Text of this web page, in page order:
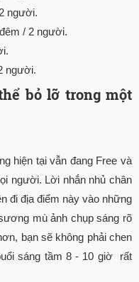
người.
/ 2 người.
người.
bỏ lỡ trong một
hiện tại vẫn đang Free và
người. Lời nhắn nhủ chân
đi địa điểm này vào những
mù ảnh chụp sáng rõ
bạn sẽ không phải chen
sáng tầm 8 - 10 giờ rất